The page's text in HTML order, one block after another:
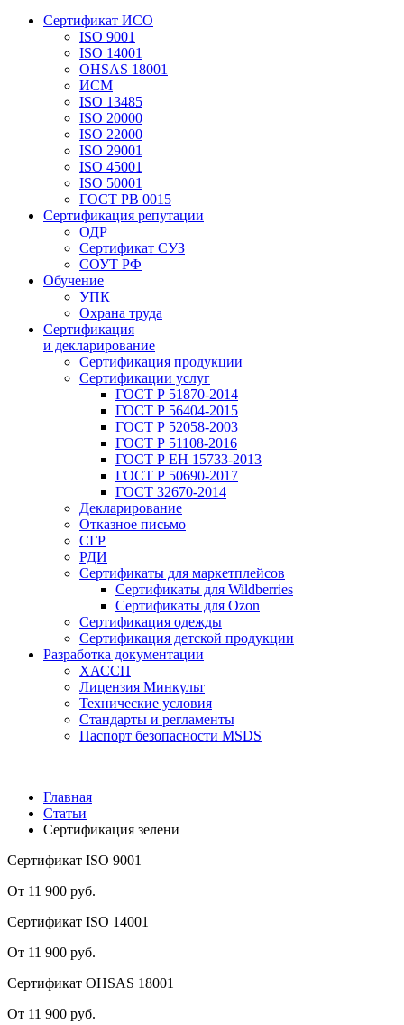
Сертификат ИСО
ISO 9001
ISO 14001
OHSAS 18001
ИСМ
ISO 13485
ISO 20000
ISO 22000
ISO 29001
ISO 45001
ISO 50001
ГОСТ РВ 0015
Сертификация репутации
ОДР
Сертификат СУЗ
СОУТ РФ
Обучение
УПК
Охрана труда
Сертификация
и декларирование
Сертификация продукции
Сертификации услуг
ГОСТ Р 51870-2014
ГОСТ Р 56404-2015
ГОСТ Р 52058-2003
ГОСТ Р 51108-2016
ГОСТ Р ЕН 15733-2013
ГОСТ Р 50690-2017
ГОСТ 32670-2014
Декларирование
Отказное письмо
СГР
РДИ
Сертификаты для маркетплейсов
Сертификаты для Wildberries
Сертификаты для Ozon
Сертификация одежды
Сертификация детской продукции
Разработка документации
ХАССП
Лицензия Минкульт
Технические условия
Стандарты и регламенты
Паспорт безопасности MSDS
Главная
Статьи
Сертификация зелени
Сертификат ISO 9001
От 11 900 руб.
Сертификат ISO 14001
От 11 900 руб.
Сертификат OHSAS 18001
От 11 900 руб.